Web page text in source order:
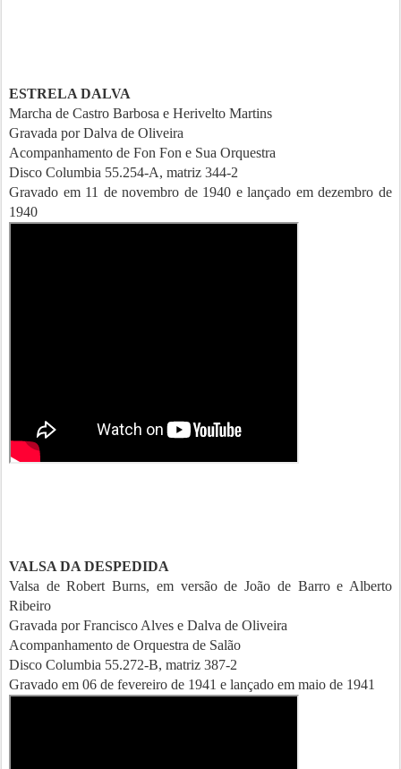
ESTRELA DALVA
Marcha de Castro Barbosa e Herivelto Martins
Gravada por Dalva de Oliveira
Acompanhamento de Fon Fon e Sua Orquestra
Disco Columbia 55.254-A, matriz 344-2
Gravado em 11 de novembro de 1940 e lançado em dezembro de
1940
VALSA DA DESPEDIDA
Valsa de Robert Burns, em versão de João de Barro e Alberto
Ribeiro
Gravada por Francisco Alves e Dalva de Oliveira
Acompanhamento de Orquestra de Salão
Disco Columbia 55.272-B, matriz 387-2
Gravado em 06 de fevereiro de 1941 e lançado em maio de 1941